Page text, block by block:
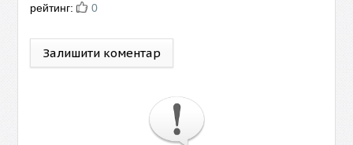
рейтинг: 0
Залишити коментар